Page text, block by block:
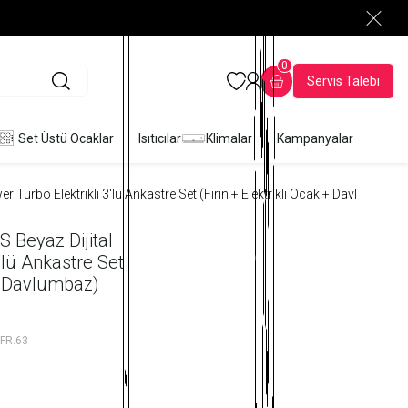
0
Servis Talebi
Set Üstü Ocaklar Isıtıcılar Klimalar Kampanyalar
Turbo Elektrikli 3'lü Ankastre Set (Fırın + Elektrikli Ocak + Davlumbaz)
Beyaz Dijital
Ankastre Set
Davlumbaz)